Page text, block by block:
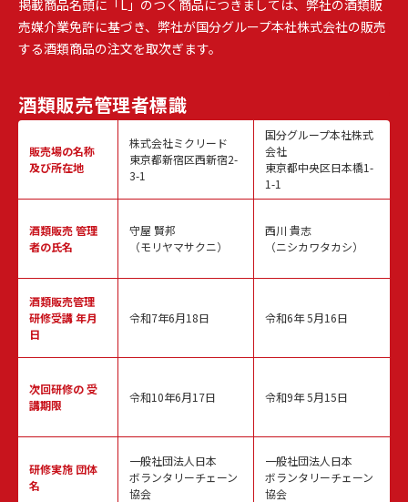
掲載商品名頭に「L」のつく商品につきましては、弊社の酒類販
売媒介業免許に基づき、弊社が国分グループ本社株式会社の販売
する酒類商品の注文を取次ぎます。
酒類販売管理者標識
販売場の名称
及び所在地
酒類販売管理
者の氏名
酒類販売管理
研修受講 年月
日
次回研修の受
講期限
研修実施 団体
名
株式会社ミクリード
東京都新宿区西新宿2-
3-1
守屋 賢邦
（モリヤマサクニ）
令和7年6月18日
令和10年6月17日
一般社団法人日本
ボランタリーチェーン
協会
国分グループ本社株式
会社
東京都中央区日本橋1-
1-1
西川 貴志
（ニシカワタカシ）
令和6年 5月16日
令和9年 5月15日
一般社団法人日本
ボランタリーチェーン
協会